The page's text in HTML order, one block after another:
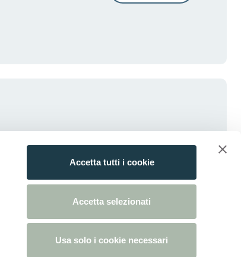
Accetta tutti i cookie
Accetta selezionati
Usa solo i cookie necessari